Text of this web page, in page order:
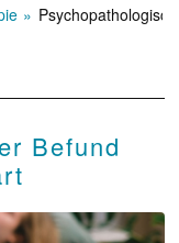
Befund